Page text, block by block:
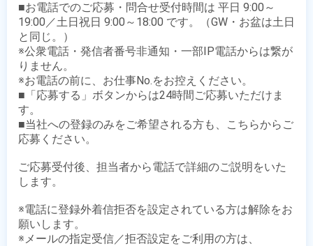
■お電話でのご応募・問合せ受付時間は 平日 9:00～
19:00／土日祝日 9:00～18:00 です。（GW・お盆は土日
と同じ。）
※公衆電話・発信者番号非通知・一部IP電話からは繋が
りません。
※お電話の前に、お仕事No.をお控えください。
■「応募する」ボタンからは24時間ご応募いただけま
す。
■当社への登録のみをご希望される方も、こちらからご
応募ください。
ご応募受付後、担当者から電話で詳細のご説明をいた
します。
※電話に登録外着信拒否を設定されている方は解除をお
願いします。
※メールの指定受信／拒否設定をご利用の方は、